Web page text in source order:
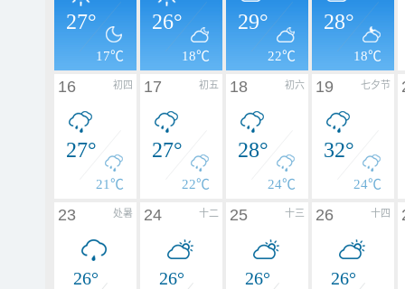
27°
17℃
26°
18℃
29°
22℃
28°
18℃
初四
16
27°
21℃
初五
17
27°
22℃
初六
18
28°
24℃
七夕节
19
32°
24℃
处暑
23
26°
十二
24
26°
十三
25
26°
十四
26
26°